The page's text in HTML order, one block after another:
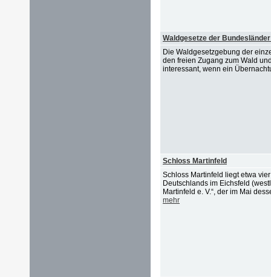
Waldgesetze der
Die Waldgesetzgebung der
den freien Zugang zum Wald
interessant, wenn ein
Schloss Martinfeld
Schloss Martinfeld liegt etwa
Deutschlands im Eichsfeld
Martinfeld e. V.“, der im Mai
mehr